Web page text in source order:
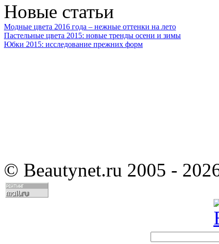
Новые статьи
Модные цвета 2016 года – нежные оттенки на лето
Пастельные цвета 2015: новые тренды осени и зимы
Юбки 2015: исследование прежних форм
© Beautynet.ru 2005 -